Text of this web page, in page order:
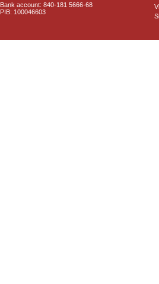
Bank account: 840-181 5666-68
PIB: 100046603